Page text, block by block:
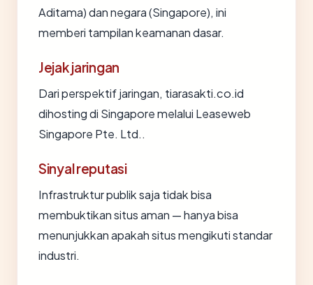
Aditama) dan negara (Singapore), ini
memberi tampilan keamanan dasar.
Jejak jaringan
Dari perspektif jaringan, tiarasakti.co.id
dihosting di Singapore melalui Leaseweb
Singapore Pte. Ltd..
Sinyal reputasi
Infrastruktur publik saja tidak bisa
membuktikan situs aman — hanya bisa
menunjukkan apakah situs mengikuti standar
industri.